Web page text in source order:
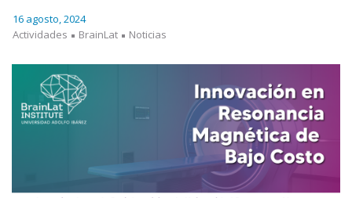
16 agosto, 2024
Actividades
BrainLat Noticias